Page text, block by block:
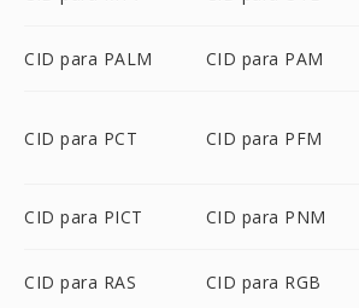
CID para PALM CID para PAM
CID para PCT CID para PFM
CID para PICT CID para PNM
CID para RAS CID para RGB